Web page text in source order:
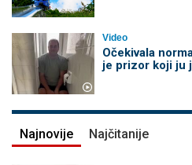
Video
Očekivala
je prizor koji ju
Najnovije Najčitanije